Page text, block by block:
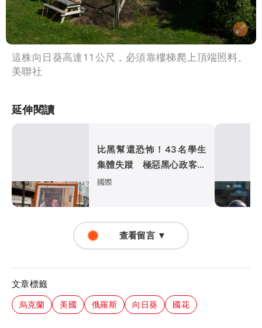
這株向日葵高達11公尺，必須靠樓梯爬上頂端照料。
美聯社
延伸閱讀
比黑幫還恐怖！43名學生
集體失蹤 極惡黑心政客恐
涉「器官」買賣
國際
查看留言 ▼
文章標籤
烏克蘭 美國 俄羅斯 向日葵 國花